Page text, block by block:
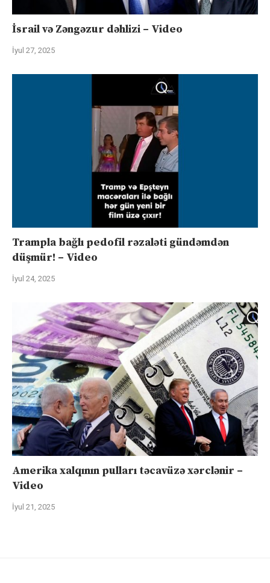
İsrail və Zəngəzur dəhlizi – Video
İyul 27, 2025
Trampla bağlı pedofil rəzaləti gündəmdən
düşmür! – Video
İyul 24, 2025
Amerika xalqının pulları təcavüzə xərclənir –
Video
İyul 21, 2025